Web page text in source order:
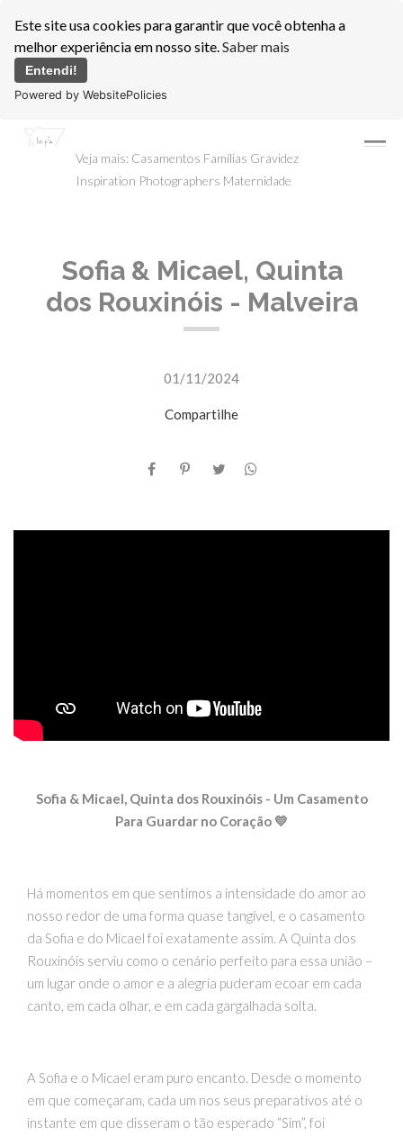
Este site usa cookies para garantir que você obtenha a
melhor experiência em nosso site.Saber mais
Entendi!
Powered by WebsitePolicies
menu
Veja mais: Casamentos Famílias Gravidez
Inspiration Photographers Maternidade
Sofia & Micael, Quinta
dos Rouxinóis - Malveira
01/11/2024
Compartilhe
Sofia & Micael, Quinta dos Rouxinóis - Um Casamento
Para Guardar no Coração 💛
Há momentos em que sentimos a intensidade do amor ao
nosso redor de uma forma quase tangível, e o casamento
da Sofia e do Micael foi exatamente assim. A Quinta dos
Rouxinóis serviu como o cenário perfeito para essa união –
um lugar onde o amor e a alegria puderam ecoar em cada
canto, em cada olhar, e em cada gargalhada solta.
A Sofia e o Micael eram puro encanto. Desde o momento
em que começaram, cada um nos seus preparativos até o
instante em que disseram o tão esperado “Sim”, foi